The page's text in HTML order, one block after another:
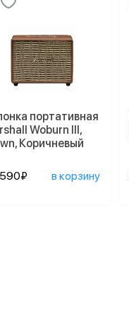
портативная
Woburn III,
Коричневый
в корзину